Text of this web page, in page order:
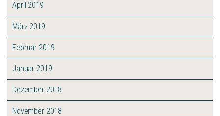
April 2019
März 2019
Februar 2019
Januar 2019
Dezember 2018
November 2018